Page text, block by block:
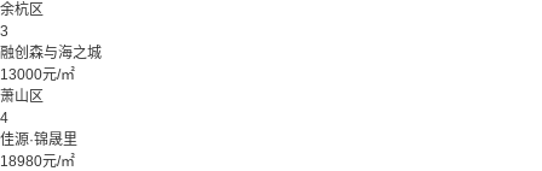
余杭区
3
融创森与海之城
13000元/㎡
萧山区
4
佳源·锦晟里
18980元/㎡